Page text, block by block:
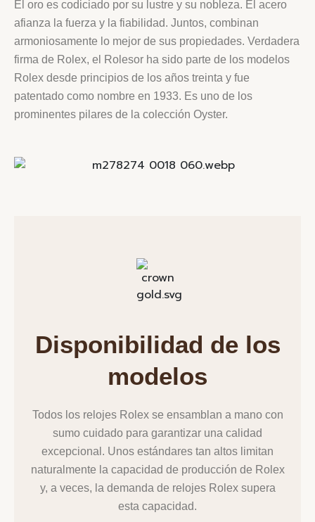
El oro es codiciado por su lustre y su nobleza. El acero
afianza la fuerza y la fiabilidad. Juntos, combinan
armoniosamente lo mejor de sus propiedades. Verdadera
firma de Rolex, el Rolesor ha sido parte de los modelos
Rolex desde principios de los años treinta y fue
patentado como nombre en 1933. Es uno de los
prominentes pilares de la colección Oyster.
Disponibilidad de los
modelos
Todos los relojes Rolex se ensamblan a mano con
sumo cuidado para garantizar una calidad
excepcional. Unos estándares tan altos limitan
naturalmente la capacidad de producción de Rolex
y, a veces, la demanda de relojes Rolex supera
esta capacidad.